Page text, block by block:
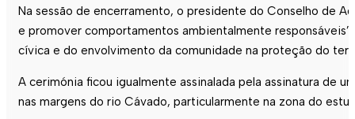
Na sessão de encerramento, o presidente do Conselho de
e promover comportamentos ambientalmente
cívica e do envolvimento da comunidade na proteção do
A cerimónia ficou igualmente assinalada pela assinatura de
nas margens do rio Cávado, particularmente na zona do